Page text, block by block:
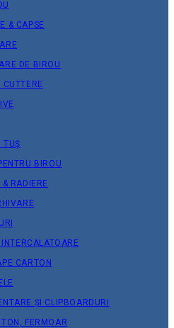
& CAPSE
DE BIROU
CUTTERE
TUȘ
BIROU
RADIERE
INTERCALATOARE
CARTON
ȘI CLIPBOARDURI
FERMOAR